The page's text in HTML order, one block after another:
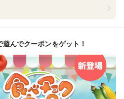
んでクーポンをゲット！